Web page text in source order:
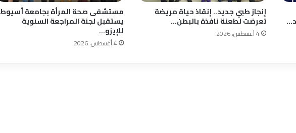
إنجاز طبي جديد.. إنقاذ حياة مريضة
تعرضت لطعنة نافذة بالبطن…
4 أغسطس، 2026
مستشفى صحة المرأة بجامعة أسيوط
يستقبل لجنة المراجعة السنوية
للإيزو…
4 أغسطس، 2026